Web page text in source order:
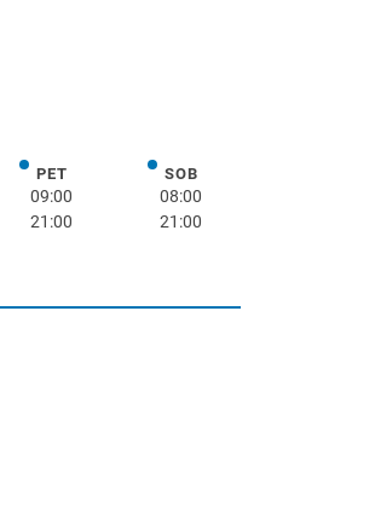
PETpetek
09:00
21:00
SOBsobota
08:00
21:00